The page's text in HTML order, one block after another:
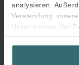
analysieren.
Verwendung
Unternehmen der
beauftragte
Analysen weiter.
Informationen